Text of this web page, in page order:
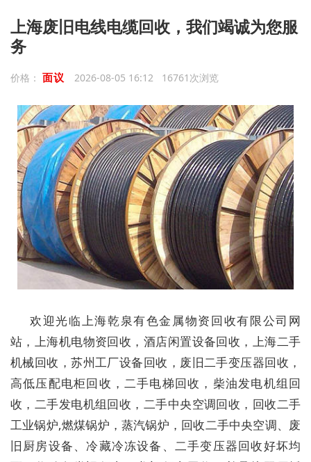
上海废旧电线电缆回收，我们竭诚为您服
务
价格： 面议 2026-08-05 16:12 16761次浏览
欢迎光临上海乾泉有色金属物资回收有限公司网
站，上海机电物资回收，酒店闲置设备回收，上海二手
机械回收，苏州工厂设备回收，废旧二手变压器回收，
高低压配电柜回收，二手电梯回收，柴油发电机组回
收，二手发电机组回收，二手中央空调回收，回收二手
工业锅炉,燃煤锅炉，蒸汽锅炉，回收二手中央空调、废
旧厨房设备、冷藏冷冻设备、二手变压器回收好坏均